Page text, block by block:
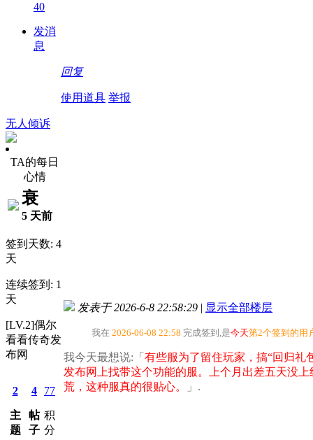
40
发消
息
回复
使用道具 举报
无人倾诉
TA的每日
心情
衰
5 天前
签到天数: 4
天
连续签到: 1
天
[LV.2]偶尔
看看传奇发
布网
2
主
题
4
帖
子
77
积
分
发表于 2026-6-8 22:58:29 | 显示全部楼层
我在 2026-06-08 22:58 完成签到,是今天第2个签到的用
我今天最想说:「 有些服为了留住玩家，搞“回归礼
发布网上找带这个功能的服。上个月出差五天没
荒，这种服真的很贴心。
」.